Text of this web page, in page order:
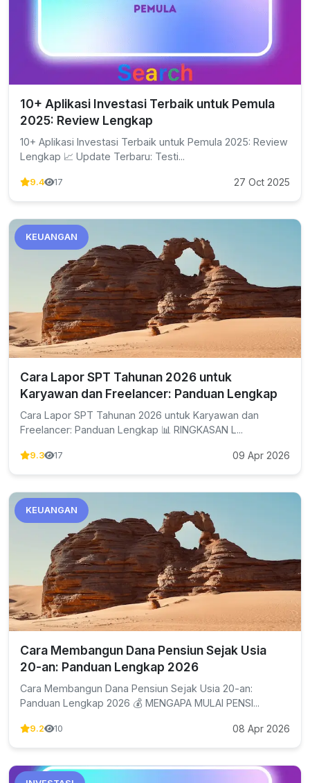
10+ Aplikasi Investasi Terbaik untuk Pemula
2025: Review Lengkap
10+ Aplikasi Investasi Terbaik untuk Pemula 2025: Review
Lengkap 📈 Update Terbaru: Testi...
9.4 17 27 Oct 2025
KEUANGAN
Cara Lapor SPT Tahunan 2026 untuk
Karyawan dan Freelancer: Panduan Lengkap
Cara Lapor SPT Tahunan 2026 untuk Karyawan dan
Freelancer: Panduan Lengkap 📊 RINGKASAN L...
9.3 17 09 Apr 2026
KEUANGAN
Cara Membangun Dana Pensiun Sejak Usia
20-an: Panduan Lengkap 2026
Cara Membangun Dana Pensiun Sejak Usia 20-an:
Panduan Lengkap 2026 💰 MENGAPA MULAI PENSI...
9.2 10 08 Apr 2026